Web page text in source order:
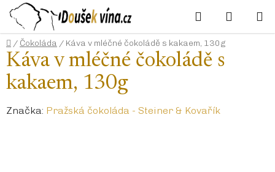
obsah
Hledat
KOŠÍK
Domů
/ Čokoláda / Káva v mléčné čokoládě s kakaem, 130g
Káva v mléčné čokoládě s
kakaem, 130g
Značka: Pražská čokoláda - Steiner & Kovařík